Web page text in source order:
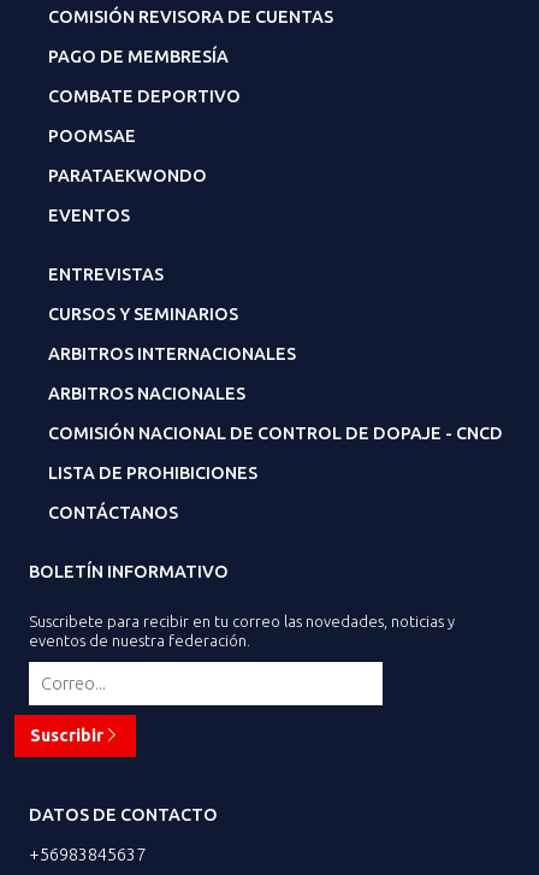
COMISIÓN REVISORA DE CUENTAS
PAGO DE MEMBRESÍA
COMBATE DEPORTIVO
POOMSAE
PARATAEKWONDO
EVENTOS
ENTREVISTAS
CURSOS Y SEMINARIOS
ARBITROS INTERNACIONALES
ARBITROS NACIONALES
COMISIÓN NACIONAL DE CONTROL DE DOPAJE - CNCD
LISTA DE PROHIBICIONES
CONTÁCTANOS
BOLETÍN INFORMATIVO
Suscribete para recibir en tu correo las novedades, noticias y
eventos de nuestra federación.
Suscribir
DATOS DE CONTACTO
+56983845637